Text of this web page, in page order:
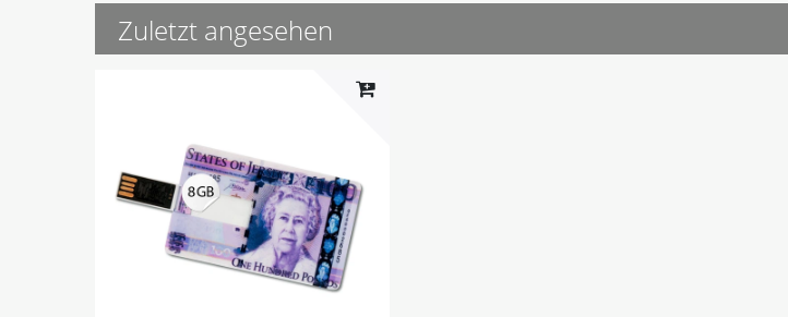
Zuletzt angesehen